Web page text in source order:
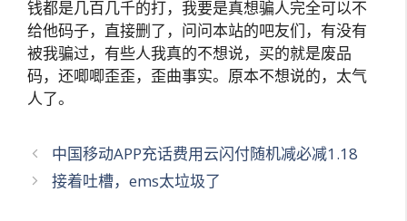
钱都是几百几千的打，我要是真想骗人完全可以不
给他码子，直接删了，问问本站的吧友们，有没有
被我骗过，有些人我真的不想说，买的就是废品
码，还唧唧歪歪，歪曲事实。原本不想说的，太气
人了。
文
章
中国移动APP充话费用云闪付随机减必减1.18
接着吐槽，ems太垃圾了